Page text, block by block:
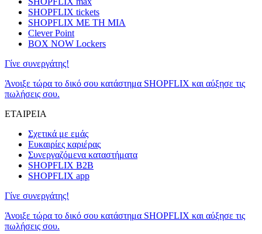
SHOPFLIX tickets
SHOPFLIX ΜΕ ΤΗ ΜΙΑ
Clever Point
BOX NOW Lockers
Γίνε συνεργάτης!
Άνοιξε τώρα το δικό σου κατάστημα SHOPFLIX και αύξησε τις
πωλήσεις σου.
ΕΤΑΙΡΕΙΑ
Σχετικά με εμάς
Ευκαιρίες καριέρας
Συνεργαζόμενα καταστήματα
SHOPFLIX B2B
SHOPFLIX app
Γίνε συνεργάτης!
Άνοιξε τώρα το δικό σου κατάστημα SHOPFLIX και αύξησε τις
πωλήσεις σου.